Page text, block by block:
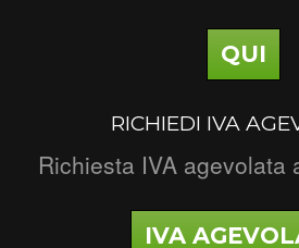
QUI
RICHIEDI IVA
Richiesta IVA agevolata
IVA